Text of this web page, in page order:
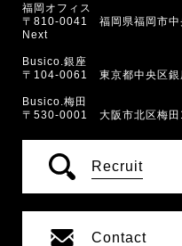
福岡オフィス
〒810-0041 福岡県福岡市
Next
Busico.銀座
〒104-0061 東京都中央区銀
Busico.梅田
〒530-0001 大阪市北区梅田
Recruit
Contact